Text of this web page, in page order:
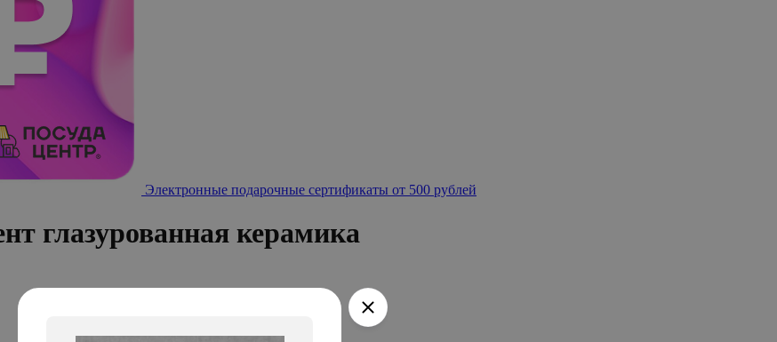
Электронные подарочные сертификаты от 500 рублей
глазурованная керамика